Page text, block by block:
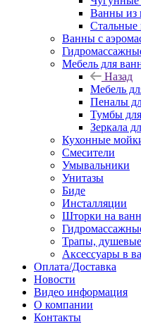
Ванны из
Стальные
Ванны с
Мебель для
Назад
Мебель
Пеналы
Тумбы
Зеркала
Кухонные
Смесители
Умывальники
Унитазы
Биде
Инсталляции
Шторки на
Трапы,
Аксессуары в
Оплата/Доставка
Новости
Видео информация
О компании
Контакты